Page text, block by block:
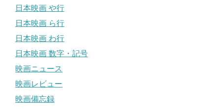
日本映画 や行
日本映画 ら行
日本映画 わ行
日本映画 数字・記号
映画ニュース
映画レビュー
映画備忘録